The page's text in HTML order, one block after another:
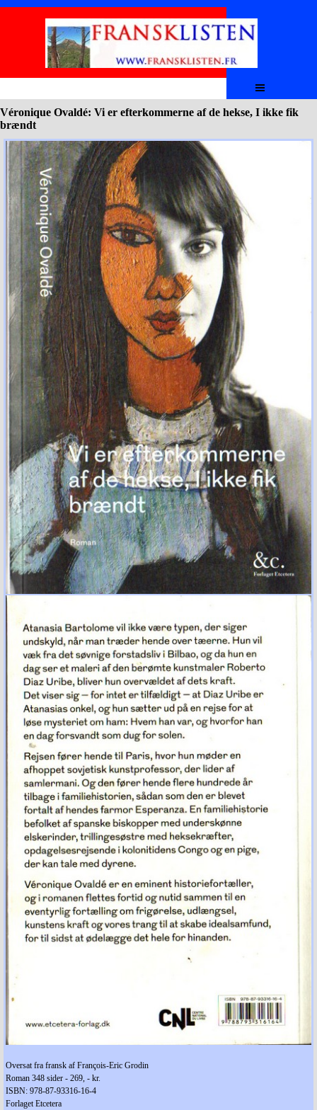
Aller au contenu
Véronique Ovaldé: Vi er efterkommerne af de hekse, I ikke fik
brændt
Oversat fra fransk af François-Eric Grodin
Roman 348 sider - 269, - kr.
ISBN: 978-87-93316-16-4
Forlaget Etcetera